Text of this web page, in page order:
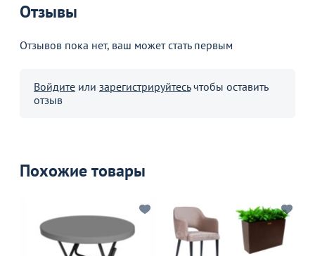
Отзывы
Отзывов пока нет, ваш может стать первым
Войдите или зарегистрируйтесьчтобы оставить
отзыв
Похожие товары